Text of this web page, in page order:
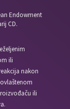
Endowment
CD.
ili
nakon
ili